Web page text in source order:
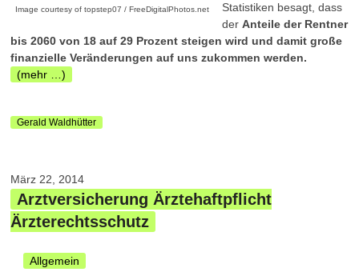
Image courtesy of topstep07 / FreeDigitalPhotos.net
Statistiken besagt, dass
der Anteile der Rentner
bis 2060 von 18 auf 29 Prozent steigen wird und damit große
finanzielle Veränderungen auf uns zukommen werden.
(mehr …)
Gerald Waldhütter
März 22, 2014
Arztversicherung Ärztehaftpflicht
Ärzterechtsschutz
Allgemein